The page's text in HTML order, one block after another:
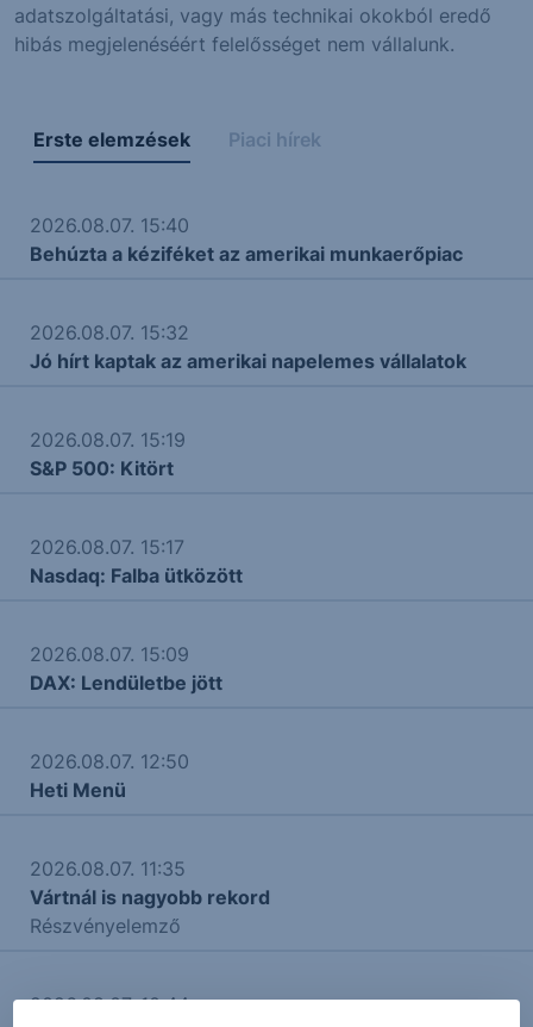
adatszolgáltatási, vagy más technikai okokból eredő
hibás megjelenéséért felelősséget nem vállalunk.
Erste elemzések Piaci hírek
2026.08.07. 15:40
Behúzta a kéziféket az amerikai munkaerőpiac
2026.08.07. 15:32
Jó hírt kaptak az amerikai napelemes vállalatok
2026.08.07. 15:19
S&P 500: Kitört
2026.08.07. 15:17
Nasdaq: Falba ütközött
2026.08.07. 15:09
DAX: Lendületbe jött
2026.08.07. 12:50
Heti Menü
2026.08.07. 11:35
Vártnál is nagyobb rekord
Részvényelemző
2026.08.07. 10:44